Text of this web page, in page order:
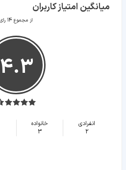
میانگین امتیاز کاربران
از مجموع 14 رای
4.3
انفرادی
2
خانواده
3